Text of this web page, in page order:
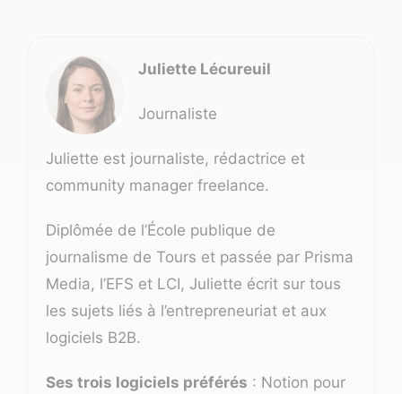
Juliette Lécureuil
Journaliste
Juliette est journaliste, rédactrice et
community manager freelance.
Diplômée de l’École publique de
journalisme de Tours et passée par Prisma
Media, l’EFS et LCI, Juliette écrit sur tous
les sujets liés à l’entrepreneuriat et aux
logiciels B2B.
Ses trois logiciels préférés : Notion pour